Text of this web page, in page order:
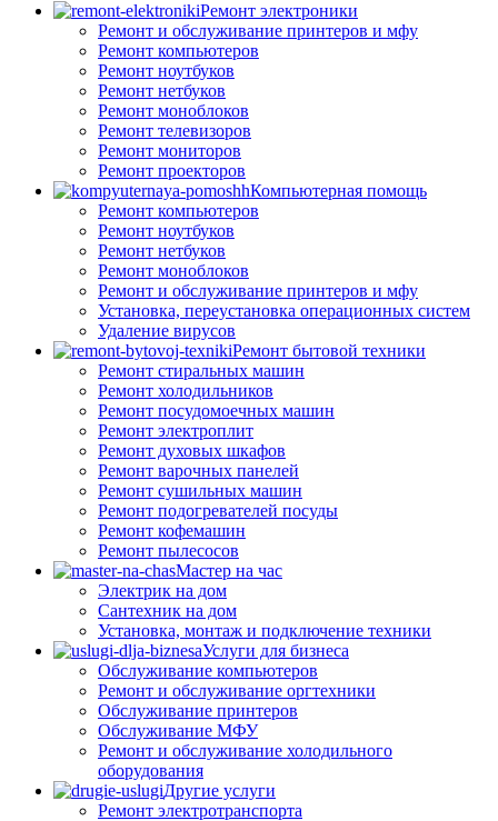
Ремонт электроники
Ремонт и обслуживание принтеров и мфу
Ремонт компьютеров
Ремонт ноутбуков
Ремонт нетбуков
Ремонт моноблоков
Ремонт телевизоров
Ремонт мониторов
Ремонт проекторов
Компьютерная помощь
Ремонт компьютеров
Ремонт ноутбуков
Ремонт нетбуков
Ремонт моноблоков
Ремонт и обслуживание принтеров и мфу
Установка, переустановка операционных систем
Удаление вирусов
Ремонт бытовой техники
Ремонт стиральных машин
Ремонт холодильников
Ремонт посудомоечных машин
Ремонт электроплит
Ремонт духовых шкафов
Ремонт варочных панелей
Ремонт сушильных машин
Ремонт подогревателей посуды
Ремонт кофемашин
Ремонт пылесосов
Мастер на час
Электрик на дом
Сантехник на дом
Установка, монтаж и подключение техники
Услуги для бизнеса
Обслуживание компьютеров
Ремонт и обслуживание оргтехники
Обслуживание принтеров
Обслуживание МФУ
Ремонт и обслуживание холодильного
оборудования
Другие услуги
Ремонт электротранспорта